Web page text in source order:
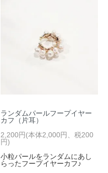
ランダムパールフープイヤー
カフ（片耳）
2,200円(本体2,000円、税200
円)
小粒パールをランダムにあし
らったフープイヤーカフ♪